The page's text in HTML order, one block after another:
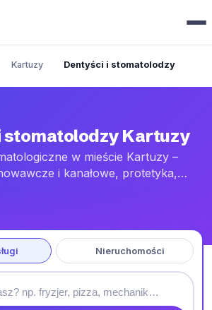
Kartuzy Dentyści i stomatolodzy
stomatolodzy Kartuzy
w mieście Kartuzy –
i kanałowe, protetyka,
Nieruchomości